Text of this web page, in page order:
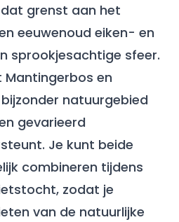
grenst aan het
eeuwenoud eiken- en
sprookjesachtige sfeer.
Mantingerbos en
natuurgebied
gevarieerd
Je kunt beide
combineren tijdens
zodat je
van de natuurlijke